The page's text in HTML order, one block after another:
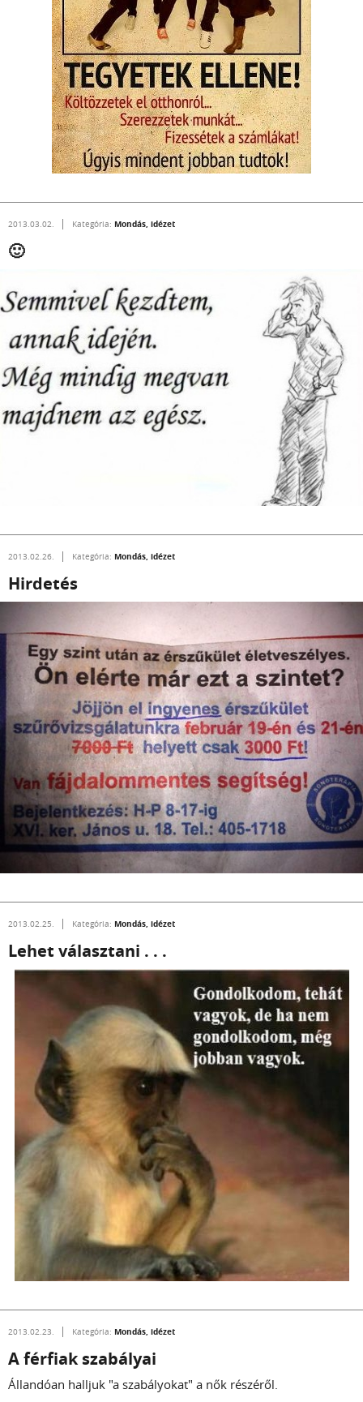
2013.03.02. Kategória: Mondás, idézet
🙂
2013.02.26. Kategória: Mondás, idézet
Hirdetés
2013.02.25. Kategória: Mondás, idézet
Lehet választani . . .
2013.02.23. Kategória: Mondás, idézet
A férfiak szabályai
Állandóan halljuk "a szabályokat" a nők részéről.